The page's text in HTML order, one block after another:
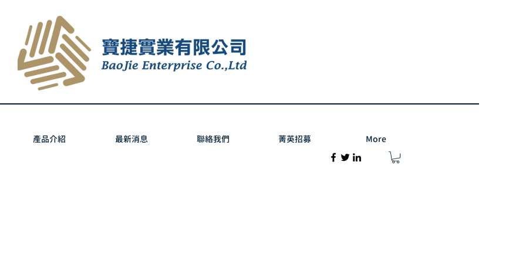
產品介紹 最新消息 聯絡我們 菁英招募 More